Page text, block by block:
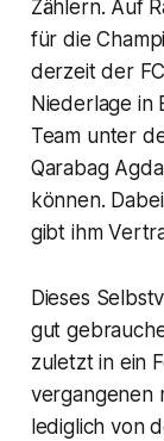
Zählern. Auf
für die
derzeit der
Niederlage in
Team unter
Qarabag
können.
gibt ihm
Dieses
gut
zuletzt in ein
vergangenen
lediglich von